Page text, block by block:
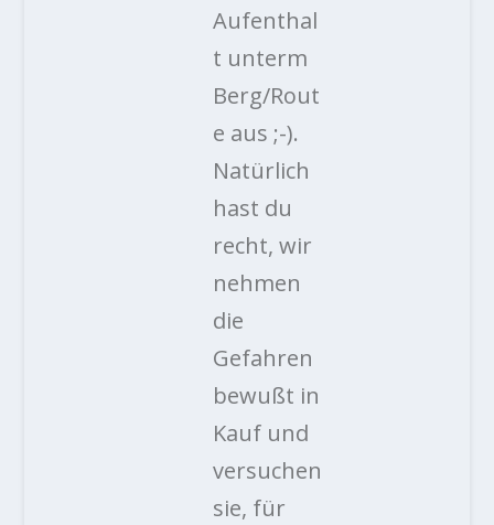
Aufenthal
t unterm
Berg/Rout
e aus ;-).
Natürlich
hast du
recht, wir
nehmen
die
Gefahren
bewußt in
Kauf und
versuchen
sie, für